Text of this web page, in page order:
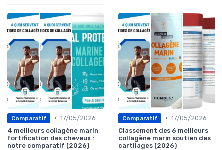
Comparatif • 17/05/2026
4 meilleurs collagène marin
fortification des cheveux :
notre comparatif (2026)
Comparatif • 17/05/2026
Classement des 6 meilleurs
collagène marin soutien des
cartilages (2026)